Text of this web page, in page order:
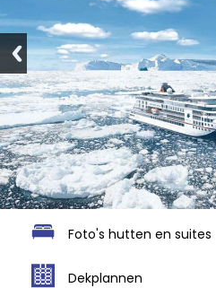
Foto's hutten en suites
Dekplannen